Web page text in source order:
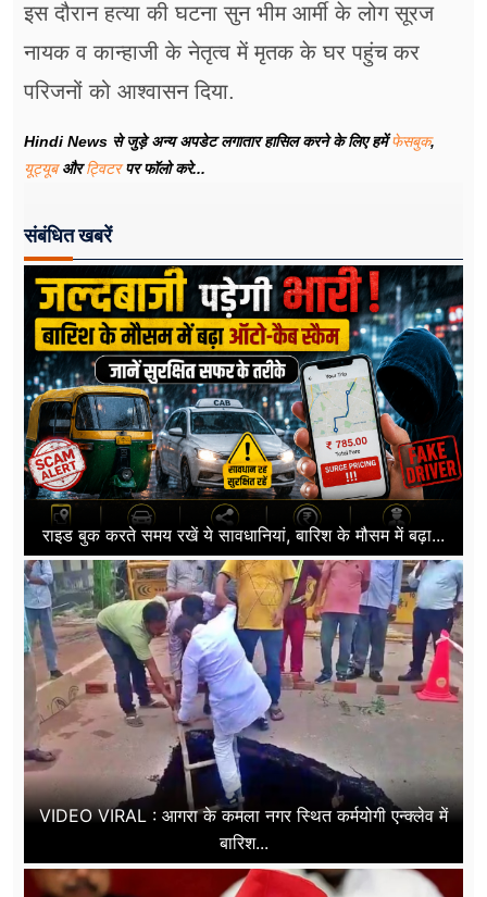
इस दौरान हत्या की घटना सुन भीम आर्मी के लोग सूरज
नायक व कान्हाजी के नेतृत्व में मृतक के घर पहुंच कर
परिजनों को आश्वासन दिया.
Hindi News से जुड़े अन्य अपडेट लगातार हासिल करने के लिए हमेंफेसबुक,
यूट्यूबऔरट्विटरपर फॉलो करे...
संबंधित खबरें
राइड बुक करते समय रखें ये सावधानियां, बारिश के मौसम में बढ़ा...
VIDEO VIRAL : आगरा के कमला नगर स्थित कर्मयोगी एन्क्लेव में
बारिश...